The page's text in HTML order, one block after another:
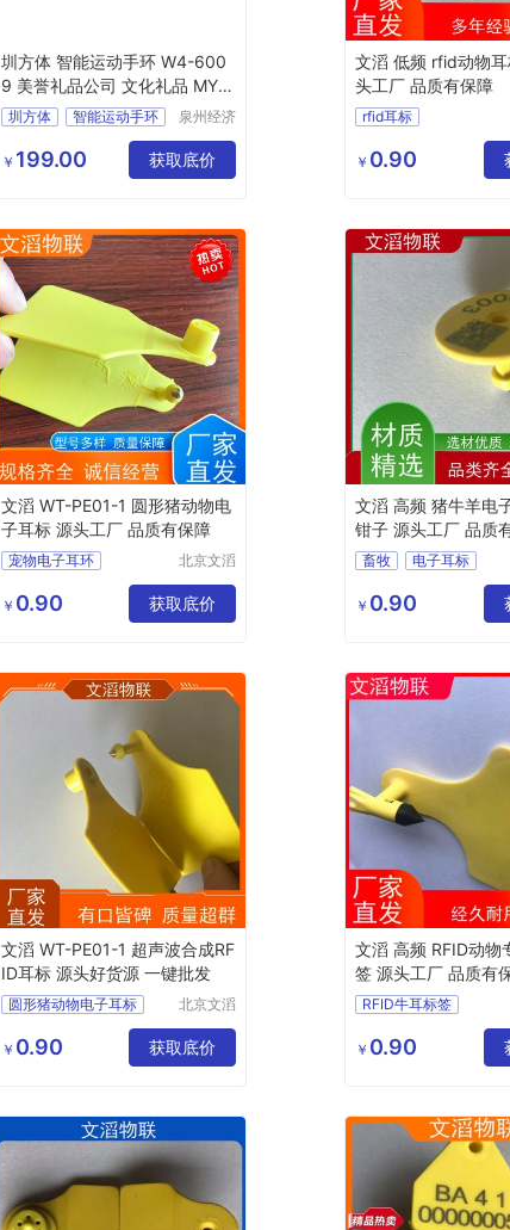
圳方体 智能运动手环 W4-600
9 美誉礼品公司 文化礼品 MY-R
SZC-（T）-07
圳方体
智能运动手环
文化礼品
泉州经济
区美誉商
贸有限公
￥ 199.00 获取底价
文滔 低频 rfid动物
头工厂 品质有保障
rfid耳标
猪耳标改写器
￥ 0.90
文滔 WT-PE01-1 圆形猪动物电
子耳标 源头工厂 品质有保障
宠物电子耳环
牛羊管理统计电子耳标
可定制畜牧电子耳标
北京文滔
技有限公
司
￥ 0.90 获取底价
文滔 高频 猪牛羊电
钳子 源头工厂 品质
畜牧
电子耳标
宠物电子耳环
￥ 0.90
文滔 WT-PE01-1 超声波合成RF
ID耳标 源头好货源 一键批发
圆形猪动物电子耳标
NFC动物标签
北京文滔
技有限公
司
￥ 0.90 获取底价
文滔 高频 RFID动物
签 源头工厂 品质有
RFID牛耳标签
猪牛
圆形猪动物电子耳标
￥ 0.90